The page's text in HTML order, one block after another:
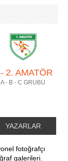
2. AMATÖR
A - B - C GRUBU
YAZARLAR
fotoğrafçı
galerileri.